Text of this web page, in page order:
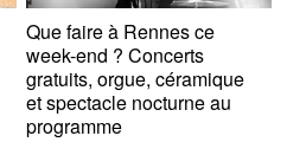
Que faire à Rennes ce
week-end ? Concerts
gratuits, orgue, céramique
et spectacle nocturne au
programme